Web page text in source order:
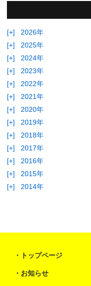
[+]
2026年
[+]
2025年
[+]
2024年
[+]
2023年
[+]
2022年
[+]
2021年
[+]
2020年
[+]
2019年
[+]
2018年
[+]
2017年
[+]
2016年
[+]
2015年
[+]
2014年
トップページ
お知らせ